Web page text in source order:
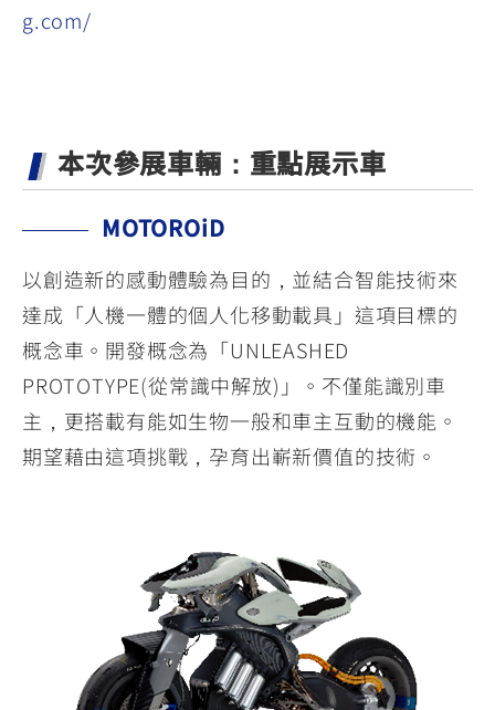
g.com/
本次參展車輛：重點展示車
MOTOROiD
以創造新的感動體驗為目的，並結合智能技術來
達成「人機一體的個人化移動載具」這項目標的
概念車。開發概念為「UNLEASHED
PROTOTYPE(從常識中解放)」。不僅能識別車
主，更搭載有能如生物一般和車主互動的機能。
期望藉由這項挑戰，孕育出嶄新價值的技術。